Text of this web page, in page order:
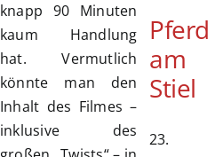
knapp 90 Minuten
kaum Handlung
hat. Vermutlich
könnte man den
Inhalt des Filmes –
inklusive des
Pferd
am
Stiel
23.